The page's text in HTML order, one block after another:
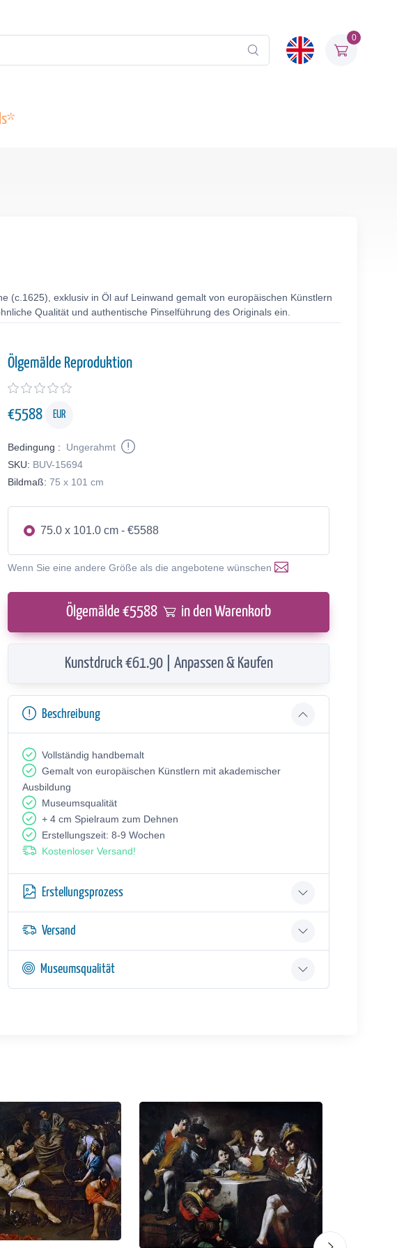
0
(c.1625), exklusiv in Öl auf Leinwand gemalt von europäischen Künstlern
Qualität und authentische Pinselführung des Originals ein.
Ölgemälde Reproduktion
€5588 EUR
Bedingung :
Ungerahmt
SKU: BUV-15694
Bildmaß: 75 x 101 cm
75.0 x 101.0 cm - €5588
Wenn Sie eine andere Größe als die angebotene wünschen
Ölgemälde €5588 in den Warenkorb
Kunstdruck €61.90 | Anpassen & Kaufen
Beschreibung
Vollständig handbemalt
Gemalt von europäischen Künstlern mit akademischer
Ausbildung
Museumsqualität
+ 4 cm Spielraum zum Dehnen
Erstellungszeit: 8-9 Wochen
Kostenloser Versand!
Erstellungsprozess
Versand
Museumsqualität